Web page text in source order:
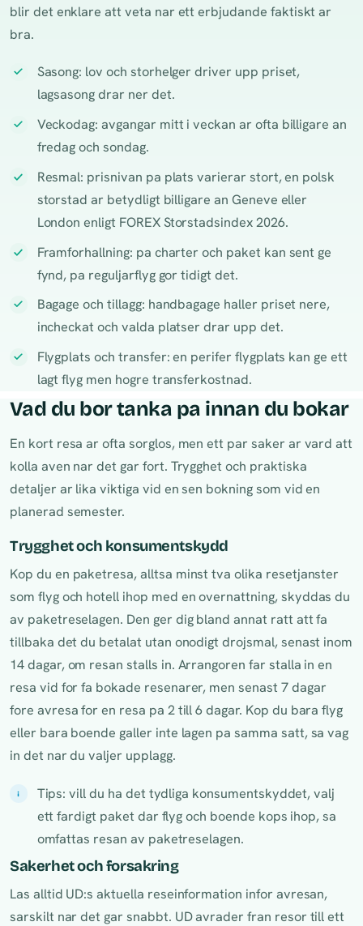
blir det enklare att veta nar ett erbjudande faktiskt ar
bra.
Sasong: lov och storhelger driver upp priset,
lagsasong drar ner det.
Veckodag: avgangar mitt i veckan ar ofta billigare an
fredag och sondag.
Resmal: prisnivan pa plats varierar stort, en polsk
storstad ar betydligt billigare an Geneve eller
London enligt FOREX Storstadsindex 2026.
Framforhallning: pa charter och paket kan sent ge
fynd, pa reguljarflyg gor tidigt det.
Bagage och tillagg: handbagage haller priset nere,
incheckat och valda platser drar upp det.
Flygplats och transfer: en perifer flygplats kan ge ett
lagt flyg men hogre transferkostnad.
Vad du bor tanka pa innan du bokar
En kort resa ar ofta sorglos, men ett par saker ar vard att
kolla aven nar det gar fort. Trygghet och praktiska
detaljer ar lika viktiga vid en sen bokning som vid en
planerad semester.
Trygghet och konsumentskydd
Kop du en paketresa, alltsa minst tva olika resetjanster
som flyg och hotell ihop med en overnattning, skyddas du
av paketreselagen. Den ger dig bland annat ratt att fa
tillbaka det du betalat utan onodigt drojsmal, senast inom
14 dagar, om resan stalls in. Arrangoren far stalla in en
resa vid for fa bokade resenarer, men senast 7 dagar
fore avresa for en resa pa 2 till 6 dagar. Kop du bara flyg
eller bara boende galler inte lagen pa samma satt, sa vag
in det nar du valjer upplagg.
Tips: vill du ha det tydliga konsumentskyddet, valj
ett fardigt paket dar flyg och boende kops ihop, sa
omfattas resan av paketreselagen.
Sakerhet och forsakring
Las alltid UD:s aktuella reseinformation infor avresan,
sarskilt nar det gar snabbt. UD avrader fran resor till ett